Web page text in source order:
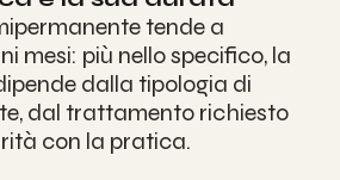
tende a
mesi: più nello specifico, la
dalla tipologia di
dal trattamento richiesto
con la pratica.